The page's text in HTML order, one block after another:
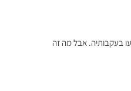
בעקבותיה. אבל מה זה